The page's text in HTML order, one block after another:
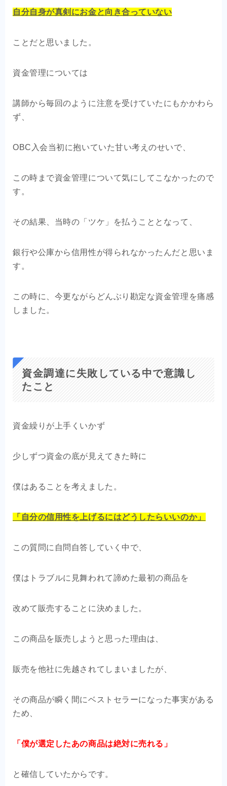
自分自身が真剣にお金と向き合っていない
ことだと思いました。
資金管理については
講師から毎回のように注意を受けていたにもかかわら
ず、
OBC入会当初に抱いていた甘い考えのせいで、
この時まで資金管理について気にしてこなかったので
す。
その結果、当時の「ツケ」を払うこととなって、
銀行や公庫から信用性が得られなかったんだと思いま
す。
この時に、今更ながらどんぶり勘定な資金管理を痛感
しました。
資金調達に失敗している中で意識し
たこと
資金繰りが上手くいかず
少しずつ資金の底が見えてきた時に
僕はあることを考えました。
「自分の信用性を上げるにはどうしたらいいのか」
この質問に自問自答していく中で、
僕はトラブルに見舞われて諦めた最初の商品を
改めて販売することに決めました。
この商品を販売しようと思った理由は、
販売を他社に先越されてしまいましたが、
その商品が瞬く間にベストセラーになった事実がある
ため、
「僕が選定したあの商品は絶対に売れる」
と確信していたからです。